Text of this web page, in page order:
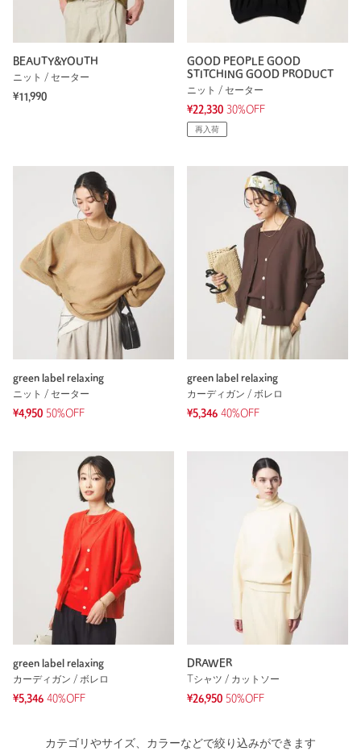
BEAUTY&YOUTH
ニット / セーター
¥11,990
GOOD PEOPLE GOOD
STITCHING GOOD PRODUCT
ニット / セーター
¥22,330 30%OFF
再入荷
green label relaxing
ニット / セーター
¥4,950 50%OFF
green label relaxing
カーディガン / ボレロ
¥5,346 40%OFF
green label relaxing
カーディガン / ボレロ
¥5,346 40%OFF
DRAWER
Tシャツ / カットソー
¥26,950 50%OFF
カテゴリやサイズ、カラーなどで絞り込みができます